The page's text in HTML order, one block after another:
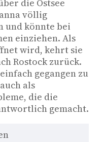
die Ostsee
völlig
und könnte bei
einziehen. Als
wird, kehrt sie
Rostock zurück.
gegangen zu
als
die die